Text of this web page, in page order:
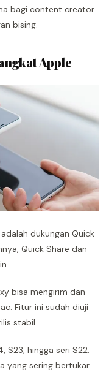
bagi content creator
bising.
Apple
dukungan Quick
Quick Share dan
bisa mengirim dan
Fitur ini sudah diuji
stabil.
S23, hingga seri S22.
yang sering bertukar